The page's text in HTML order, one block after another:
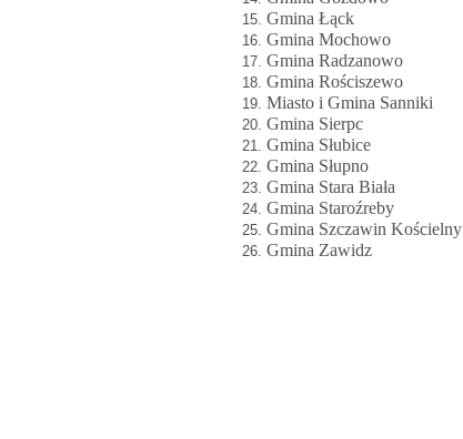
Gmina Łąck
Gmina Mochowo
Gmina Radzanowo
Gmina Rościszewo
Miasto i Gmina Sanniki
Gmina Sierpc
Gmina Słubice
Gmina Słupno
Gmina Stara Biała
Gmina Staroźreby
Gmina Szczawin Kościelny
Gmina Zawidz